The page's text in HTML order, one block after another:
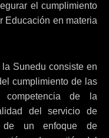
el cumplimiento
Educación en materia
Sunedu consiste en
cumplimiento de las
competencia de la
del servicio de
de un enfoque de